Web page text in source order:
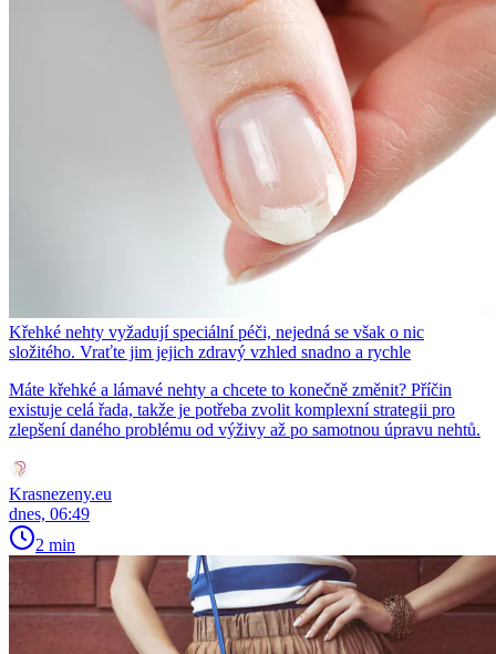
Křehké nehty vyžadují speciální péči, nejedná se však o nic
složitého. Vraťte jim jejich zdravý vzhled snadno a rychle
Máte křehké a lámavé nehty a chcete to konečně změnit? Příčin
existuje celá řada, takže je potřeba zvolit komplexní strategii pro
zlepšení daného problému od výživy až po samotnou úpravu nehtů.
Krasnezeny.eu
dnes, 06:49
2 min